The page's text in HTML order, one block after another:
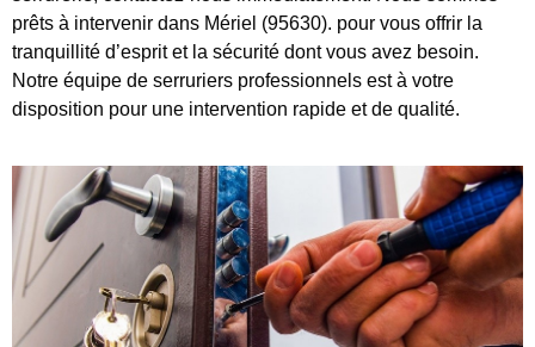
prêts à intervenir dans Mériel (95630). pour vous offrir la
tranquillité d’esprit et la sécurité dont vous avez besoin.
Notre équipe de serruriers professionnels est à votre
disposition pour une intervention rapide et de qualité.